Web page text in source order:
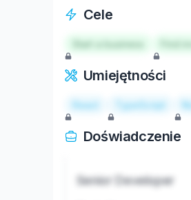
Cele
Start a business
Umiejętności
React TypeScript
Doświadczenie
Senior Developer